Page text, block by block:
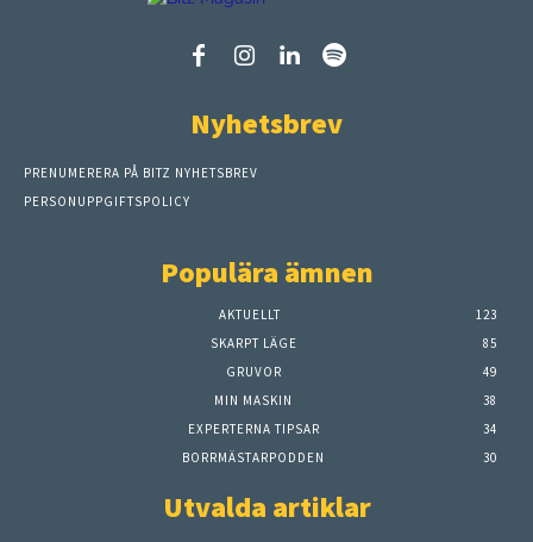
Nyhetsbrev
PRENUMERERA PÅ BITZ NYHETSBREV
PERSONUPPGIFTSPOLICY
Populära ämnen
AKTUELLT
123
SKARPT LÄGE
85
GRUVOR
49
MIN MASKIN
38
EXPERTERNA TIPSAR
34
BORRMÄSTARPODDEN
30
Utvalda artiklar